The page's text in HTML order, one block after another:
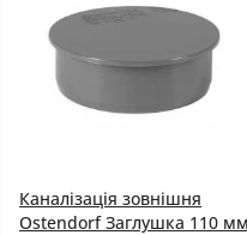
Каналізація зовнішня
Ostendorf Заглушка 110 мм